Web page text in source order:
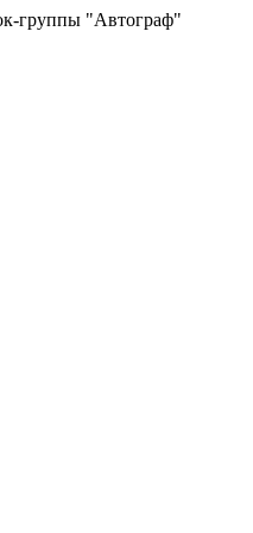
группы "Автограф"